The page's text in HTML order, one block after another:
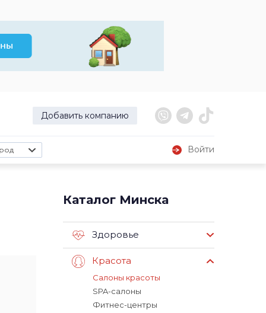
Добавить компанию
Войти
Каталог Минска
Здоровье
Красота
Салоны красоты
SPA-салоны
Фитнес-центры